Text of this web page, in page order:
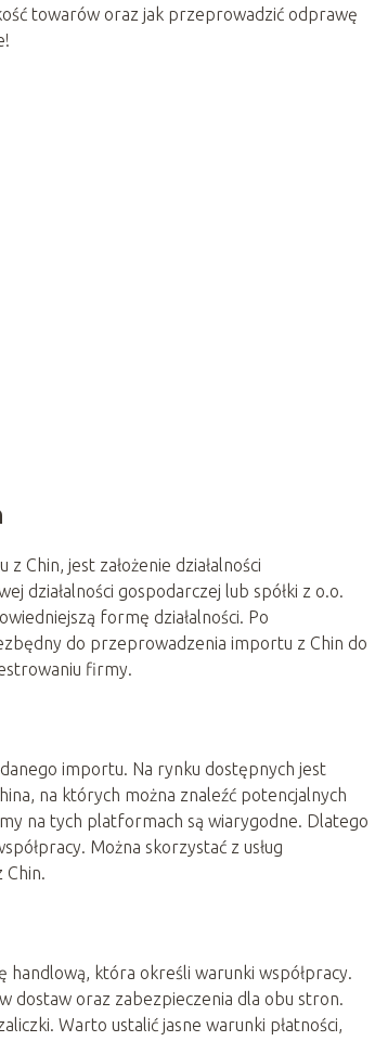
towarów oraz jak przeprowadzić odprawę
jest założenie działalności
działalności gospodarczej lub spółki z o.o.
formę działalności. Po
do przeprowadzenia importu z Chin do
firmy.
importu. Na rynku dostępnych jest
na których można znaleźć potencjalnych
na tych platformach są wiarygodne. Dlatego
Można skorzystać z usług
Chin.
handlową, która określi warunki współpracy.
dostaw oraz zabezpieczenia dla obu stron.
Warto ustalić jasne warunki płatności,